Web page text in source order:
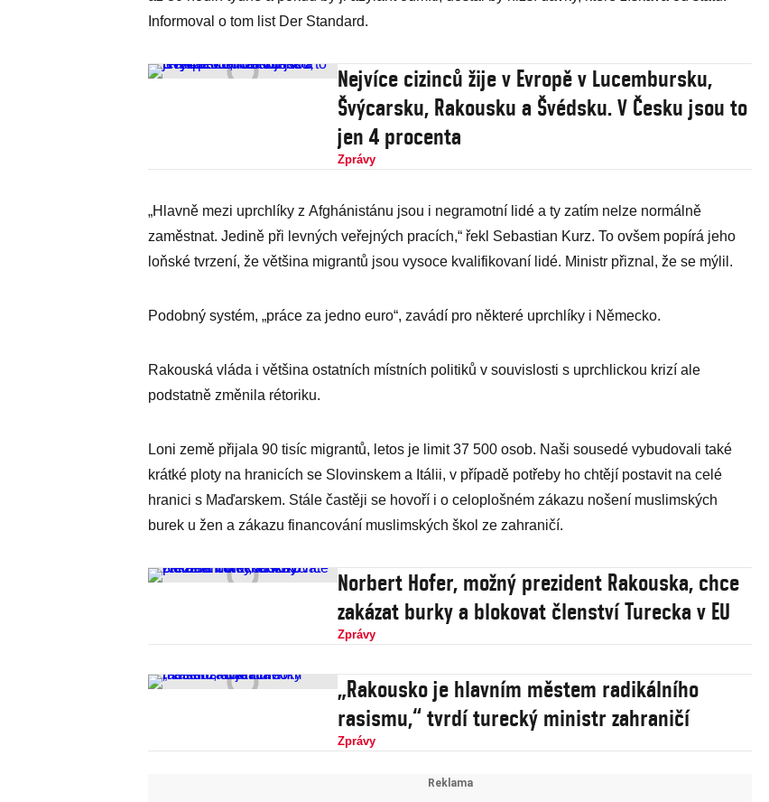
Informoval o tom list Der Standard.
Nejvíce cizinců žije v Evropě v Lucembursku,
Švýcarsku, Rakousku a Švédsku. V Česku jsou to
jen 4 procenta
Zprávy
„Hlavně mezi uprchlíky z Afghánistánu jsou i negramotní lidé a ty zatím nelze normálně
zaměstnat. Jedině při levných veřejných pracích,“ řekl Sebastian Kurz. To ovšem popírá jeho
loňské tvrzení, že většina migrantů jsou vysoce kvalifikovaní lidé. Ministr přiznal, že se mýlil.
Podobný systém, „práce za jedno euro“, zavádí pro některé uprchlíky i Německo.
Rakouská vláda i většina ostatních místních politiků v souvislosti s uprchlickou krizí ale
podstatně změnila rétoriku.
Loni země přijala 90 tisíc migrantů, letos je limit 37 500 osob. Naši sousedé vybudovali také
krátké ploty na hranicích se Slovinskem a Itálii, v případě potřeby ho chtějí postavit na celé
hranici s Maďarskem. Stále častěji se hovoří i o celoplošném zákazu nošení muslimských
burek u žen a zákazu financování muslimských škol ze zahraničí.
Norbert Hofer, možný prezident Rakouska, chce
zakázat burky a blokovat členství Turecka v EU
Zprávy
„Rakousko je hlavním městem radikálního
rasismu,“ tvrdí turecký ministr zahraničí
Zprávy